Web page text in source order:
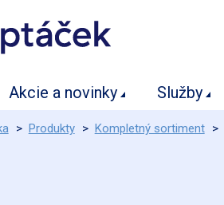
Akcie a novinky Služby
> Produkty > Kompletný sortiment >